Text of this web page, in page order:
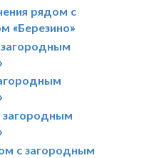
рядом с
«Березино»
загородным
с загородным